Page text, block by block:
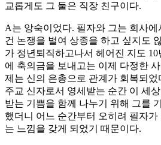
교롭게도 그 둘은 직장 친구이다.
A는 앙숙이었다. 필자와 그는 회사
건 논쟁을 벌여 상종을 하고 싶지도
가 정년퇴직하고나서 헤어진 지도
에 축의금을 보내고는 이제 다정한
제는 신의 은총으로 관계가 회복되
주교 신자로서 영세받는 순간 이 세
받는 기쁨을 함께 나누기 위해 그를
했더니 어느 순간부터 오히려 필자
는 느낌을 갖게 되었기 때문이다.